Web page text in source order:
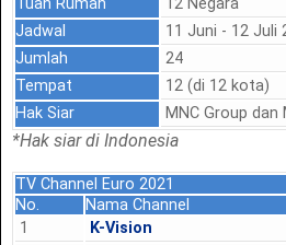
Tuan Rumah
12 Negara
Jadwal
11 Juni - 12 Juli
Jumlah
24
Tempat
12 (di 12 kota)
Hak Siar
MNC Group
*Hak siar di Indonesia
TV Channel Euro 2021
No.
Nama Channel
1
K-Vision